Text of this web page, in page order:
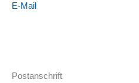
E-Mail
Postanschrift